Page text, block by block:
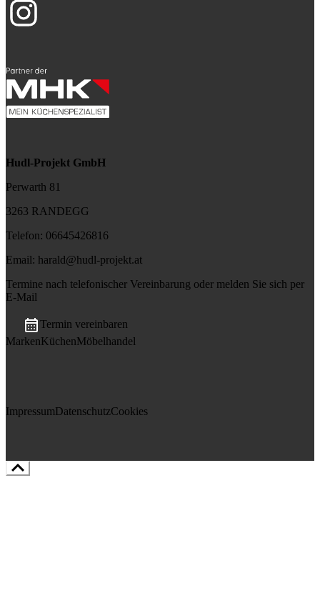
Hudl-Projekt GmbH
Perwarth 81
3263 RANDEGG
Telefon: 06645426816
Email: harald@hudl-projekt.at
Termine nach telefonischer Vereinbarung oder melden Sie sich per
E-Mail
Termin vereinbaren
MarkenKüchenMöbelhandel
ImpressumDatenschutzCookies